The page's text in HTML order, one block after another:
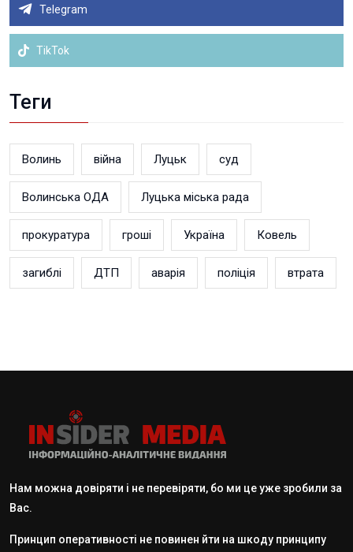
Telegram
TikTok
Теги
Волинь війна Луцьк суд
Волинська ОДА Луцька міська рада
прокуратура гроші Україна Ковель
загиблі ДТП аварія поліція втрата
Нам можна довіряти і не перевіряти, бо ми це уже зробили за
Вас.
Принцип оперативності не повинен йти на шкоду принципу